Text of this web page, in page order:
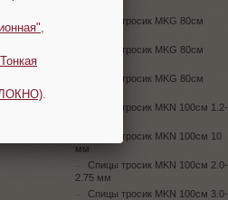
Спицы тросик MKG 80см
Спицы тросик MKG 80см
Спицы тросик MKG 80см
Спицы тросик MKN 100см 1.2-
Спицы тросик MKN 100см 10
мм
Спицы тросик MKN 100см 2.0-
2.75 мм
Спицы тросик MKN 100см 3.0-
Тонкая